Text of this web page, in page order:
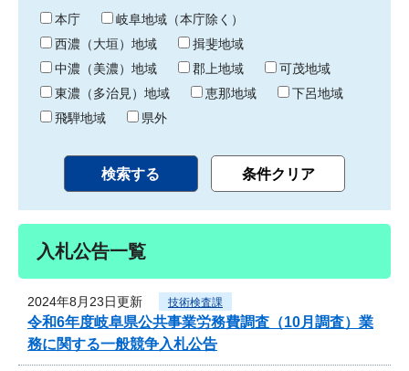
わ
り
本庁
岐阜地域（本庁除く）
西濃（大垣）地域
揖斐地域
中濃（美濃）地域
郡上地域
可茂地域
東濃（多治見）地域
恵那地域
下呂地域
飛騨地域
県外
入札公告一覧
2024年8月23日更新 技術検査課
令和6年度岐阜県公共事業労務費調査（10月調査）業
務に関する一般競争入札公告